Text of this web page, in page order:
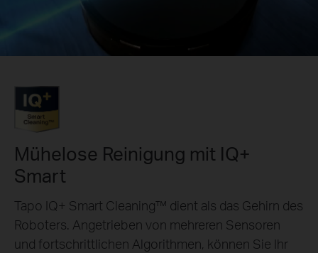
Mühelose Reinigung mit IQ+
Smart
Tapo IQ+ Smart Cleaning™ dient als das Gehirn des
Roboters. Angetrieben von mehreren Sensoren
und fortschrittlichen Algorithmen, können Sie Ihr